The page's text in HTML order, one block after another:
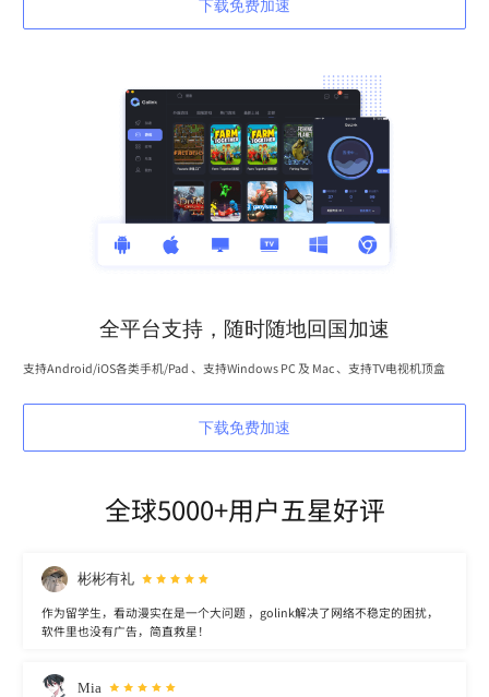
下载免费加速
全平台支持，随时随地回国加速
支持Android/iOS各类手机/Pad 、支持Windows PC 及 Mac 、支持TV电视机顶盒
下载免费加速
全球5000+用户五星好评
彬彬有礼
作为留学生，看动漫实在是一个大问题 ，golink解决了网络不稳定的困扰，
软件里也没有广告，简直救星！
Mia